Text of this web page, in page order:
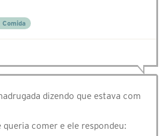
Comida
dizendo que estava com
queria comer e ele respondeu: